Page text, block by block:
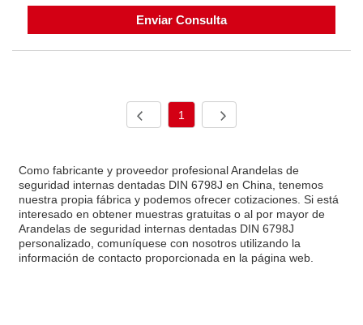
Enviar Consulta
1
Como fabricante y proveedor profesional Arandelas de
seguridad internas dentadas DIN 6798J en China, tenemos
nuestra propia fábrica y podemos ofrecer cotizaciones. Si está
interesado en obtener muestras gratuitas o al por mayor de
Arandelas de seguridad internas dentadas DIN 6798J
personalizado, comuníquese con nosotros utilizando la
información de contacto proporcionada en la página web.